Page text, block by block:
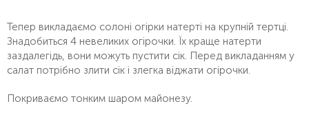
Тепер викладаємо солоні огірки натерті на крупній тертці.
Знадобиться 4 невеликих огірочки. Їх краще натерти
заздалегідь, вони можуть пустити сік. Перед викладанням у
салат потрібно злити сік і злегка віджати огірочки.
Покриваємо тонким шаром майонезу.